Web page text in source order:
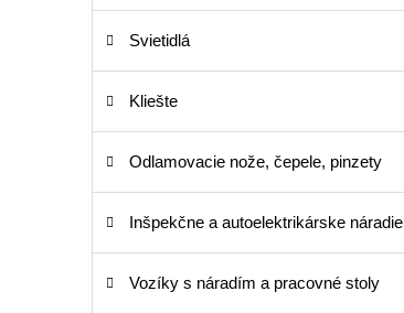
Svietidlá
Kliešte
Odlamovacie nože, čepele, pinzety
Inšpekčne a autoelektrikárske náradie
Vozíky s náradím a pracovné stoly